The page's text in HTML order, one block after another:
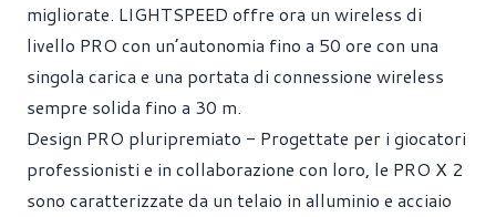
migliorate. LIGHTSPEED offre ora un wireless di
livello PRO con un’autonomia fino a 50 ore con una
singola carica e una portata di connessione wireless
sempre solida fino a 30 m.
Design PRO pluripremiato - Progettate per i giocatori
professionisti e in collaborazione con loro, le PRO X 2
sono caratterizzate da un telaio in alluminio e acciaio